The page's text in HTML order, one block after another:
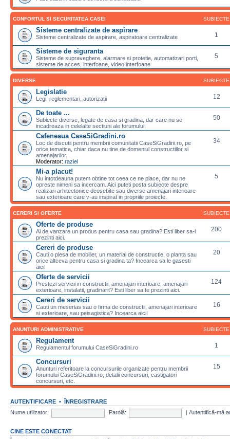
CONFORTUL SI SECURITATEA CASEI SUBIECTE
Sisteme centralizate de aspirare
Sisteme centralizate de aspirare, aspiratoare centralizate 1
Sisteme de siguranta
Sisteme de supraveghere, alarmare si protetie, automatizari porti,
sisteme de acces, interfoane, video interfoane
5
DIVERSE SUBIECTE
Legislatie
Legi, reglementari, autorizatii 12
De toate ...
Subiecte diverse, legate de casa si gradina, dar care nu se
incadreaza in celelalte sectiuni ale forumului.
50
Cafeneaua CaseSiGradini.ro
Loc de discutii pentru membrii comunitatii CaseSiGradini.ro, pe
orice tematica, chiar daca nu tine de domeniul constructiilor si
amenajarilor.
Moderator: raziel
34
Mi-a placut!
Nu intotdeauna putem obtine tot ceea ce ne place, dar nu ne
opreste nimeni sa incercam. Aici puteti posta subiecte despre
realizari arhitectonice deosebite sau diverse amenajari interioare
sau exterioare care v-au inspirat in propriile proiecte.
5
CERERI SI OFERTE SUBIECTE
Oferte de produse
Ai de vanzare un produs pentru casa sau gradina? Esti liber sa-l
prezinti aici.
200
Cereri de produse
Cauti o piesa de mobilier, un material de constructie, o planta sau
orice altceva pentru casa si gradina ta? Incearca sa le gasesti
aici!
20
Oferte de servicii
Prestezi servicii in constructii, amenajari interioare, amenajari
exterioare, instalatii, gradinarit? Esti liber sa te prezinti aici.
124
Cereri de servicii
Cauti un meserias sau o firma de constructii, amenajari interioare
si exterioare, sau peisagistica? Incearca aici!
16
ANUNTURI ADMINISTRATIVE SUBIECTE
Regulament
Regulamentul forumului CaseSiGradini.ro 1
Concursuri
Anunturi referitoare la concursurile organizate pentru membrii
forumului CaseSiGradini.ro, detalii concursuri, castigatori
concursuri, etc.
15
AUTENTIFICARE • ÎNREGISTRARE
Nume utilizator:
Parolă: Autentifică-mă
CINE ESTE CONECTAT